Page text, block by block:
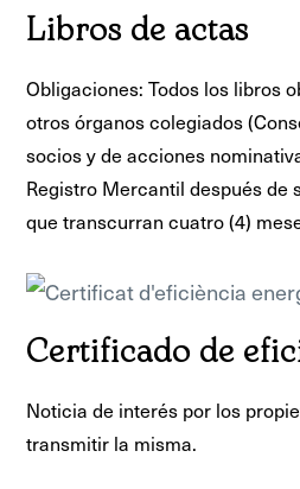
Libros de actas
Obligaciones: Todos los libros
otros órganos colegiados
socios y de acciones
Registro Mercantil después
que transcurran cuatro (4)
Certificado de
Noticia de interés por los
transmitir la misma.